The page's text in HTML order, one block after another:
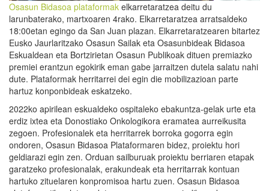
Osasun Bidasoa plataformak elkarretaratzea deitu du
larunbaterako, martxoaren 4rako. Elkarretaratzea arratsaldeko
18:00etan egingo da San Juan plazan. Elkarretaratzearen bitartez
Eusko Jaurlaritzako Osasun Sailak eta Osasunbideak Bidasoa
Eskualdean eta Bortzirietan Osasun Publikoak dituen premiazko
premiei erantzun egokirik eman gabe jarraitzen dutela salatu nahi
dute. Plataformak herritarrei dei egin die mobilizazioan parte
hartuz konponbideak eskatzeko.
2022ko apirilean eskualdeko ospitaleko ebakuntza-gelak urte eta
erdiz ixtea eta Donostiako Onkologikora eramatea aurreikusita
zegoen. Profesionalek eta herritarrek borroka gogorra egin
ondoren, Osasun Bidasoa Plataformaren bidez, proiektu hori
geldiarazi egin zen. Orduan sailburuak proiektu berriaren etapak
garatzeko profesionalak, erakundeak eta herritarrak kontuan
hartuko zituelaren konpromisoa hartu zuen. Osasun Bidasoa